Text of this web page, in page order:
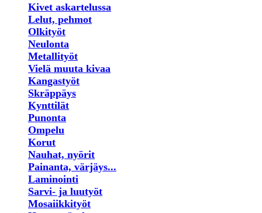
Kivet askartelussa
Lelut, pehmot
Olkityöt
Neulonta
Metallityöt
Vielä muuta kivaa
Kangastyöt
Skräppäys
Kynttilät
Punonta
Ompelu
Korut
Nauhat, nyörit
Painanta, värjäys...
Laminointi
Sarvi- ja luutyöt
Mosaiikkityöt